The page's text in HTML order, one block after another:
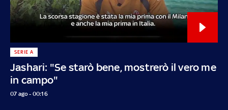
Jashari: "Se starò bene, mostrerò il vero me
in campo"
SERIE A
07 ago - 00:16